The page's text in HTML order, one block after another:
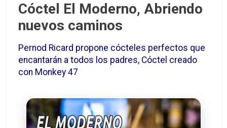
Cóctel El Moderno, Abriendo
nuevos caminos
Pernod Ricard propone cócteles perfectos que
encantarán a todos los padres, Cóctel creado
con Monkey 47